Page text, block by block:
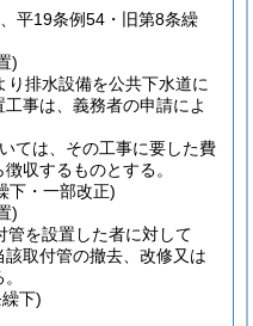
平19条例54・旧第8条繰
)
り排水設備を公共下水道に
事は、義務者の申請によ
ては、その工事に要した費
収するものとする。
下・一部改正)
)
管を設置した者に対して
取付管の撤去、改修又は
下)